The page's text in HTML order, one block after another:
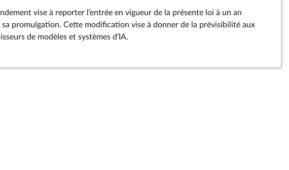
vise à reporter l’entrée en vigueur de la présente loi à un an
sa promulgation. Cette modification vise à donner de la prévisibilité aux
de modèles et systèmes d’IA.